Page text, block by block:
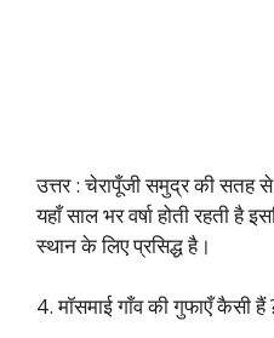
उत्तर : चेरापूँजी समुद्र की सतह
यहाँ साल भर वर्षा होती रहती है
स्थान के लिए प्रसिद्ध है।
4. मॉसमाई गाँव की गुफाएँ कैसी हैं